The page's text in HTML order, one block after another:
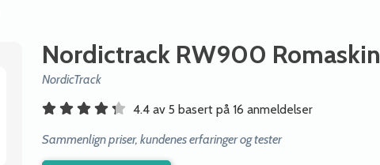
Nordictrack RW900 Romaskin
NordicTrack
4.4 av 5 basert på 16 anmeldelser
Sammenlign priser, kundenes erfaringer og tester